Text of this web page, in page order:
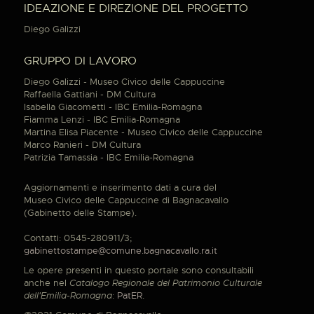
IDEAZIONE E DIREZIONE DEL PROGETTO
Diego Galizzi
GRUPPO DI LAVORO
Diego Galizzi - Museo Civico delle Cappuccine
Raffaella Gattiani - DM Cultura
Isabella Giacometti - IBC Emilia-Romagna
Fiamma Lenzi - IBC Emilia-Romagna
Martina Elisa Piacente - Museo Civico delle Cappuccine
Marco Ranieri - DM Cultura
Patrizia Tamassia - IBC Emilia-Romagna
Aggiornamenti e inserimento dati a cura del
Museo Civico delle Cappuccine di Bagnacavallo
(Gabinetto delle Stampe).
Contatti: 0545-280911/3;
gabinettostampe@comune.bagnacavallo.ra.it
Le opere presenti in questo portale sono consultabili
anche nel Catalogo Regionale del Patrimonio Culturale
dell'Emilia-Romagna: PatER.